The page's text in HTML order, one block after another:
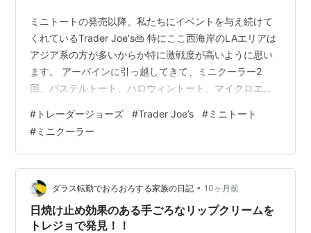
ミニトートの発売以降、私たちにイベントを与え続けて
くれているTrader Joe's👜 特にここ西海岸のLAエリアは
アジア系の方が多いからか特に激戦度が高いように思い
ます。 アーバインに引っ越してきて、ミニクーラー2
回、パステルトート、ハロウィントート、マイクロエコ
ながら色々な店舗を巡ってみた私の記録です😂 (完全に個
人的な所感なので実際入手しやすいのかなどは未知で
す…） 王道のアーバイン市内店舗 □ カルバードライブ店
9:00AM開店 東京セントラル・ミツワも近くお買い物に
便利な立地。当然激戦ですが、なんとなく入荷量が多い
気がします。気のせ…
# トレーダージョーズ #Trader Joe’s #ミニトート
#ミニクーラー
ダラス転勤でおろおろする家族の日記 • 10ヶ月前
日焼け止め効果のある手ごろなリップクリームを
トレジョで発見！！